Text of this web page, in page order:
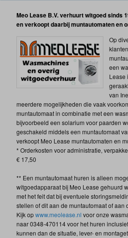
Meo Lease B.V. verhuurt witgoed sinds
en verkoopt daarbij muntautomaten en
Op
een
Lease
van
meerdere mogelijkheden die vaak
muntautomaat in combinatie met een
bijvoorbeeld een solarium voor paarden
geschakeld middels een muntautomaat
verkoopt Meo Lease muntautomaten en
* Orderkosten voor administratie,
€ 17,50
** Een muntautomaat huren is alleen
witgoedapparaat bij Meo Lease gehuurd
met het feit dat bij eventuele
stellen of dit aan de muntautomaat of aan
Kijk opwww.meolease.nlvoor onze
naar 0348-470114 voor het huren
kunnen dan de situatie, lever- en